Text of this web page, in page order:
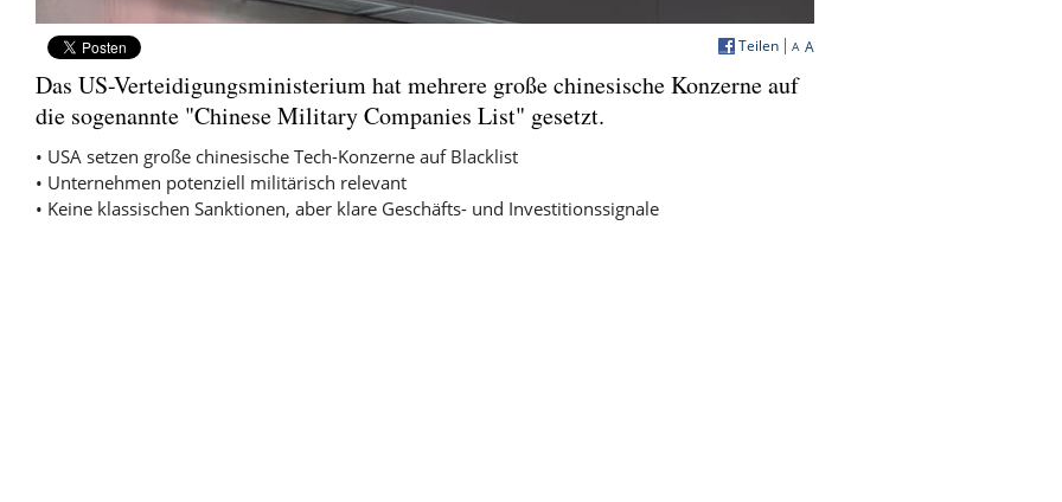
A
A
Teilen
Das US-Verteidigungsministerium hat mehrere große chinesische Konzerne auf
die sogenannte "Chinese Military Companies List" gesetzt.
• USA setzen große chinesische Tech-Konzerne auf Blacklist
• Unternehmen potenziell militärisch relevant
• Keine klassischen Sanktionen, aber klare Geschäfts- und Investitionssignale